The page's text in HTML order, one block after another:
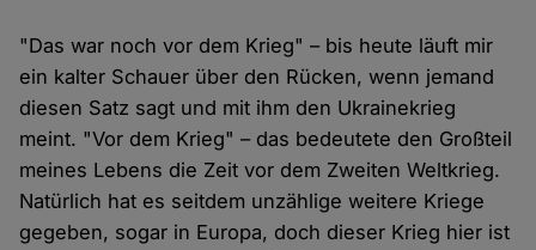
"Das war noch vor dem Krieg" – bis heute läuft mir
ein kalter Schauer über den Rücken, wenn jemand
diesen Satz sagt und mit ihm den Ukrainekrieg
meint. "Vor dem Krieg" – das bedeutete den Großteil
meines Lebens die Zeit vor dem Zweiten Weltkrieg.
Natürlich hat es seitdem unzählige weitere Kriege
gegeben, sogar in Europa, doch dieser Krieg hier ist